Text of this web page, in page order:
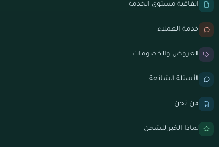
اتفاقية مستوى الخدمة
خدمة العملاء
العروض والخصومات
الأسئلة الشائعة
من نحن
لماذا الخير للشحن